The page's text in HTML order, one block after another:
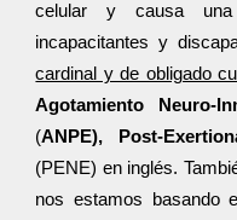
celular y causa
incapacitantes y
cardinal y de obligado
Agotamiento Neuro-
(ANPE), Post-
(PENE) en inglés.
nos estamos basando